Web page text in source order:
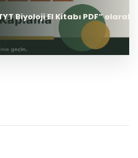
Biyoloji El Kitabı PDF” olarak